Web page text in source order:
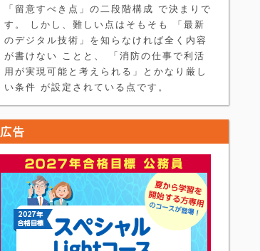
「留意すべき点」の二段階構成 で決まりで
す。 しかし、難しい点はそもそも 「最新
のデジタル技術」を知らなければ全く内容
が書けない ことと、 「消防の仕事で利活
用が実現可能と考えられる」とかなり厳し
い条件 が設定されている点です。
広告